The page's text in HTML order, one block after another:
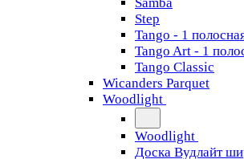
Step
Tango - 1
Tango Art - 1
Tango Classiс
Wicanders Parquet
Woodlight
Woodlight
Доска Вудлайт